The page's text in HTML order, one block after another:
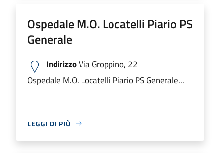
Ospedale M.O. Locatelli Piario PS
Generale
IndirizzoVia Groppino, 22
Ospedale M.O. Locatelli Piario PS Generale...
LEGGI DI PIÙ